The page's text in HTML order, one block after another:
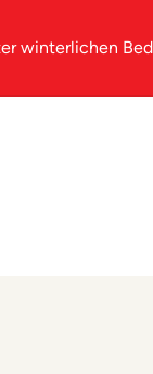
winterlichen